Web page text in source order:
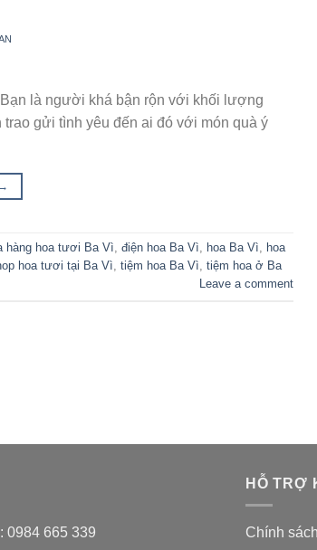
là người khá bận rộn với khối lượng
gửi tình yêu đến ai đó với món quà ý
→
hàng hoa tươi Ba Vì, điện hoa Ba Vì, hoa Ba Vì, hoa
hoa tươi tại Ba Vì, tiệm hoa Ba Vì, tiệm hoa ở Ba
Leave a comment
0984 665 339
HỖ TRỢ
Chính